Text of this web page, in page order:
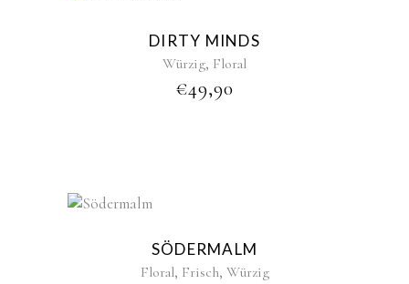
DIRTY MINDS
Würzig, Floral
€49,90
SÖDERMALM
Floral, Frisch, Würzig